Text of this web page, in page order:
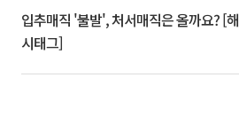
입추매직 '불발', 처서매직은 올까요? [해
시태그]